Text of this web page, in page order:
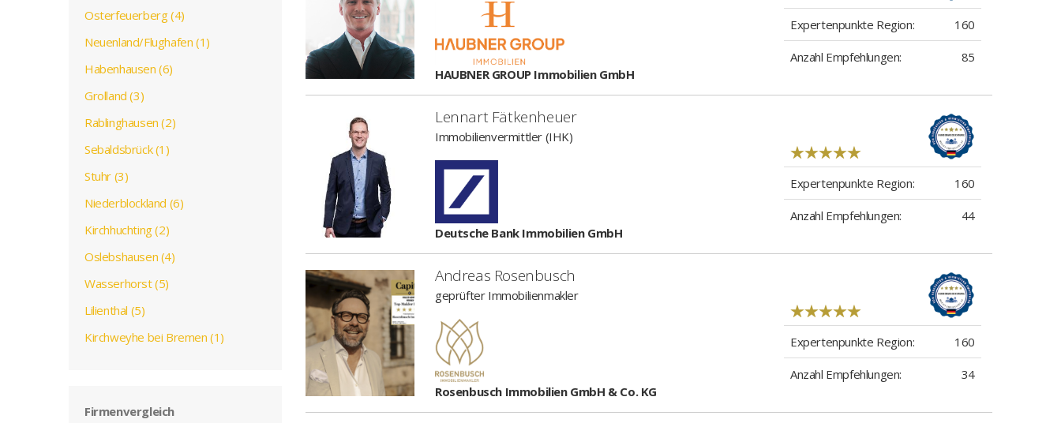
Osterfeuerberg (4)
Neuenland/Flughafen (1)
Habenhausen (6)
Grolland (3)
Rablinghausen (2)
Sebaldsbrück (1)
Stuhr (3)
Niederblockland (6)
Kirchhuchting (2)
Oslebshausen (4)
Wasserhorst (5)
Lilienthal (5)
Kirchweyhe bei Bremen (1)
Firmenvergleich
HAUBNER GROUP Immobilien GmbH
Expertenpunkte Region: 160
Anzahl Empfehlungen: 85
Lennart Fätkenheuer
Immobilienvermittler (IHK)
Deutsche Bank Immobilien GmbH
Expertenpunkte Region: 160
Anzahl Empfehlungen: 44
Andreas Rosenbusch
geprüfter Immobilienmakler
Rosenbusch Immobilien GmbH & Co. KG
Expertenpunkte Region: 160
Anzahl Empfehlungen: 34